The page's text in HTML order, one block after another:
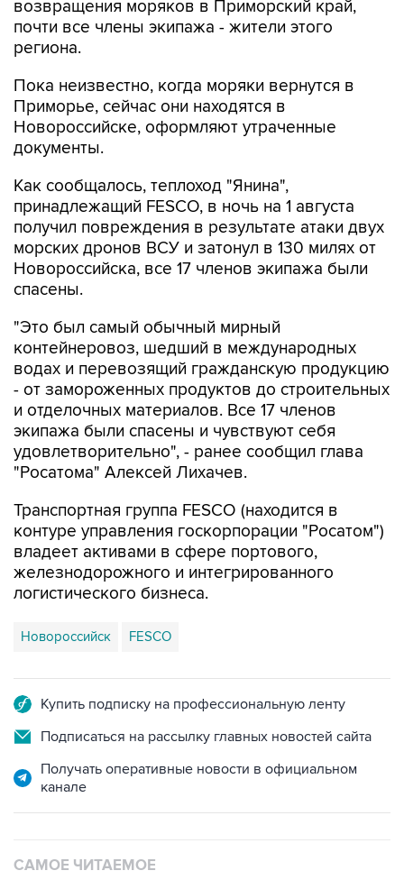
возвращения моряков в Приморский край,
почти все члены экипажа - жители этого
региона.
Пока неизвестно, когда моряки вернутся в
Приморье, сейчас они находятся в
Новороссийске, оформляют утраченные
документы.
Как сообщалось, теплоход "Янина",
принадлежащий FESCO, в ночь на 1 августа
получил повреждения в результате атаки двух
морских дронов ВСУ и затонул в 130 милях от
Новороссийска, все 17 членов экипажа были
спасены.
"Это был самый обычный мирный
контейнеровоз, шедший в международных
водах и перевозящий гражданскую продукцию
- от замороженных продуктов до строительных
и отделочных материалов. Все 17 членов
экипажа были спасены и чувствуют себя
удовлетворительно", - ранее сообщил глава
"Росатома" Алексей Лихачев.
Транспортная группа FESCO (находится в
контуре управления госкорпорации "Росатом")
владеет активами в сфере портового,
железнодорожного и интегрированного
логистического бизнеса.
Новороссийск FESCO
Купить подписку на профессиональную ленту
Подписаться на рассылку главных новостей сайта
Получать оперативные новости в официальном
канале
САМОЕ ЧИТАЕМОЕ